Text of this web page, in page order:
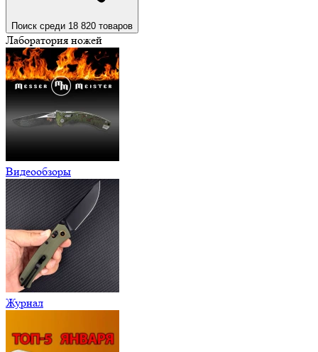
Поиск среди 18 820 товаров
Лаборатория ножей
Видеообзоры
Журнал